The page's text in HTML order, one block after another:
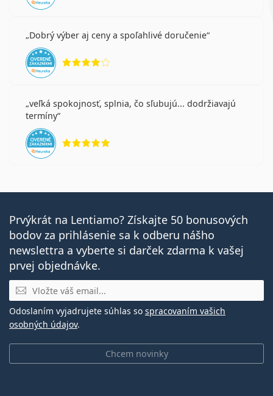
Dobrý výber aj ceny a spoľahlivé doručenie
veľká spokojnosť, splnia, čo sľubujú... dodržiavajú
termíny
Prvýkrát na Lentiamo? Získajte 50 bonusových
bodov za prihlásenie sa k odberu nášho
newslettra a vyberte si darček zdarma k vašej
prvej objednávke.
E-mail
Chcem novinky
Odoslaním vyjadrujete súhlas so spracovaním vašich
osobných údajov.